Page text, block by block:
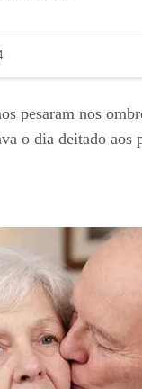
pesaram nos
o dia deitado